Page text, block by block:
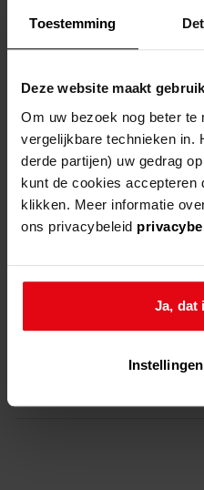
Toestemming
Deze website maakt
Om uw bezoek nog beter
vergelijkbare technieken in.
derde partijen) uw gedrag
kunt de cookies accepteren
klikken. Meer informatie
ons privacybeleid
Ja, dat
openingstijden van het
dinsdag tot en met
overzicht
wanneer